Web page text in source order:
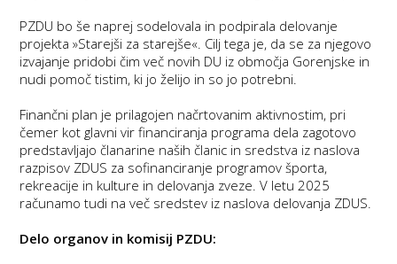
PZDU bo še naprej sodelovala in podpirala delovanje
projekta »Starejši za starejše«. Cilj tega je, da se za njegovo
izvajanje pridobi čim več novih DU iz območja Gorenjske in
nudi pomoč tistim, ki jo želijo in so jo potrebni.
Finančni plan je prilagojen načrtovanim aktivnostim, pri
čemer kot glavni vir financiranja programa dela zagotovo
predstavljajo članarine naših članic in sredstva iz naslova
razpisov ZDUS za sofinanciranje programov športa,
rekreacije in kulture in delovanja zveze. V letu 2025
računamo tudi na več sredstev iz naslova delovanja ZDUS.
Delo organov in komisij PZDU: